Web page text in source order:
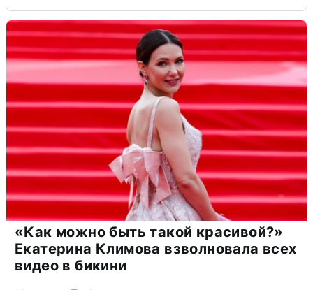
«Как можно быть такой красивой?»
Екатерина Климова взволновала всех
видео в бикини